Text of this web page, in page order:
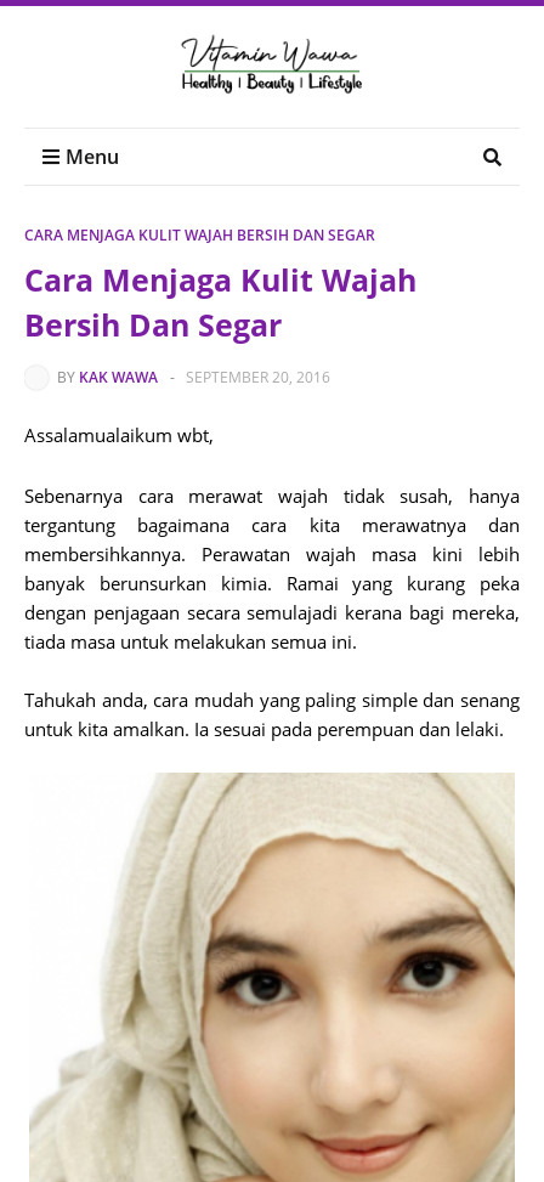
Menu
CARA MENJAGA KULIT WAJAH BERSIH DAN SEGAR
Cara Menjaga Kulit Wajah
Bersih Dan Segar
BY KAK WAWA - SEPTEMBER 20, 2016
Assalamualaikum wbt,
Sebenarnya cara merawat wajah tidak susah, hanya
tergantung bagaimana cara kita merawatnya dan
membersihkannya. Perawatan wajah masa kini lebih
banyak berunsurkan kimia. Ramai yang kurang peka
dengan penjagaan secara semulajadi kerana bagi mereka,
tiada masa untuk melakukan semua ini.
Tahukah anda, cara mudah yang paling simple dan senang
untuk kita amalkan. Ia sesuai pada perempuan dan lelaki.